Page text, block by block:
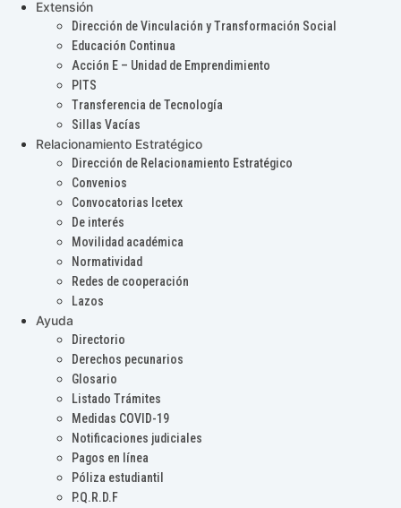
Extensión
Dirección de Vinculación y Transformación Social
Educación Continua
Acción E – Unidad de Emprendimiento
PITS
Transferencia de Tecnología
Sillas Vacías
Relacionamiento Estratégico
Dirección de Relacionamiento Estratégico
Convenios
Convocatorias Icetex
De interés
Movilidad académica
Normatividad
Redes de cooperación
Lazos
Ayuda
Directorio
Derechos pecunarios
Glosario
Listado Trámites
Medidas COVID-19
Notificaciones judiciales
Pagos en línea
Póliza estudiantil
P.Q.R.D.F